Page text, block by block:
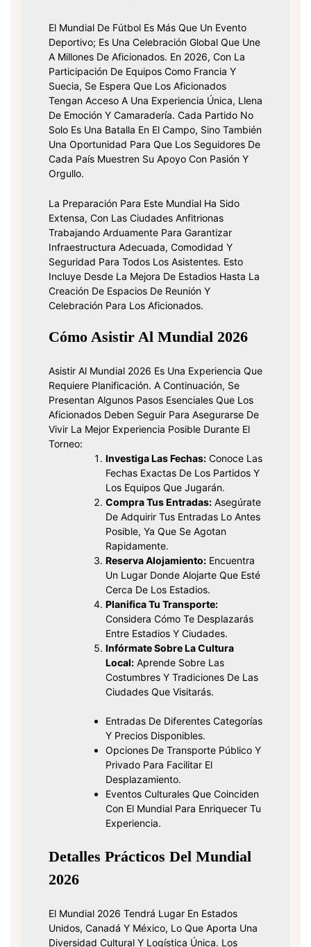
El Mundial De Fútbol Es Más Que Un Evento
Deportivo; Es Una Celebración Global Que Une
A Millones De Aficionados. En 2026, Con La
Participación De Equipos Como Francia Y
Suecia, Se Espera Que Los Aficionados
Tengan Acceso A Una Experiencia Única, Llena
De Emoción Y Camaradería. Cada Partido No
Solo Es Una Batalla En El Campo, Sino También
Una Oportunidad Para Que Los Seguidores De
Cada País Muestren Su Apoyo Con Pasión Y
Orgullo.
La Preparación Para Este Mundial Ha Sido
Extensa, Con Las Ciudades Anfitrionas
Trabajando Arduamente Para Garantizar
Infraestructura Adecuada, Comodidad Y
Seguridad Para Todos Los Asistentes. Esto
Incluye Desde La Mejora De Estadios Hasta La
Creación De Espacios De Reunión Y
Celebración Para Los Aficionados.
Cómo Asistir Al Mundial 2026
Asistir Al Mundial 2026 Es Una Experiencia Que
Requiere Planificación. A Continuación, Se
Presentan Algunos Pasos Esenciales Que Los
Aficionados Deben Seguir Para Asegurarse De
Vivir La Mejor Experiencia Posible Durante El
Torneo:
Investiga Las Fechas: Conoce Las
Fechas Exactas De Los Partidos Y
Los Equipos Que Jugarán.
Compra Tus Entradas: Asegúrate
De Adquirir Tus Entradas Lo Antes
Posible, Ya Que Se Agotan
Rapidamente.
Reserva Alojamiento: Encuentra
Un Lugar Donde Alojarte Que Esté
Cerca De Los Estadios.
Planifica Tu Transporte:
Considera Cómo Te Desplazarás
Entre Estadios Y Ciudades.
Infórmate Sobre La Cultura
Local: Aprende Sobre Las
Costumbres Y Tradiciones De Las
Ciudades Que Visitarás.
Entradas De Diferentes Categorías
Y Precios Disponibles.
Opciones De Transporte Público Y
Privado Para Facilitar El
Desplazamiento.
Eventos Culturales Que Coinciden
Con El Mundial Para Enriquecer Tu
Experiencia.
Detalles Prácticos Del Mundial
2026
El Mundial 2026 Tendrá Lugar En Estados
Unidos, Canadá Y México, Lo Que Aporta Una
Diversidad Cultural Y Logística Única. Los